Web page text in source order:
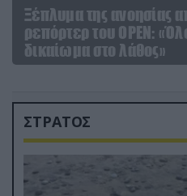
Ξέπλυμα της ανοησίας
ρεπόρτερ του ΟΡΕΝ:
δικαίωμα στο λάθος»
ΣΤΡΑΤΟΣ